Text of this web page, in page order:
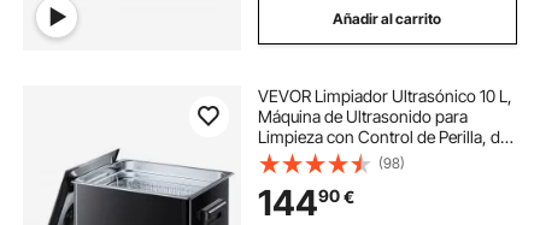
Añadir al carrito
VEVOR Limpiador Ultrasónico 10 L,
Máquina de Ultrasonido para
Limpieza con Control de Perilla, de
Acero Inoxidable, con Cesta y Bola
de Limpieza para Relojes,
Maquinillas de Afeitar, Joyas, Negro
(98)
14490€